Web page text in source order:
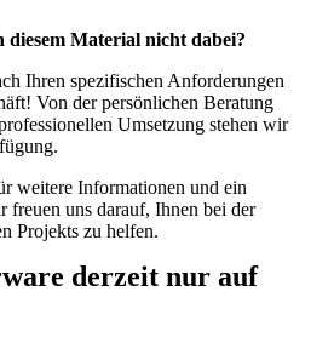
diesem Material nicht dabei?
Ihren spezifischen Anforderungen
Von der persönlichen Beratung
Umsetzung stehen wir
weitere Informationen und ein
freuen uns darauf, Ihnen bei der
Projekts zu helfen.
derzeit nur auf